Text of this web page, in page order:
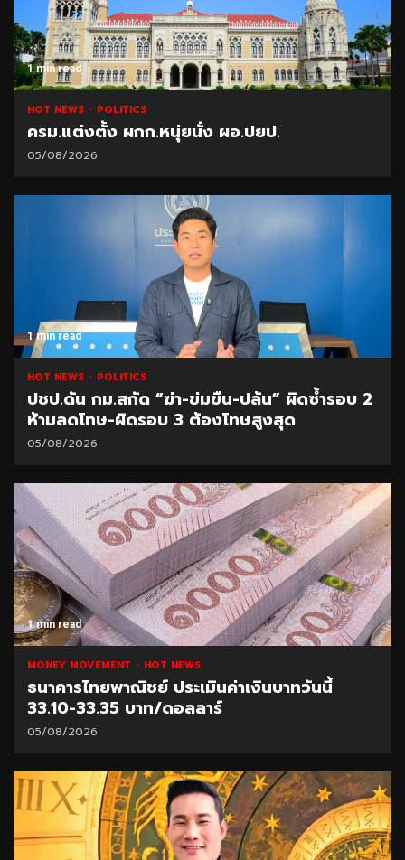
1 min read
HOT NEWS POLITICS
ครม.แต่งตั้ง ผกก.หนุ่ยนั่ง ผอ.ปยป.
05/08/2026
1 min read
HOT NEWS POLITICS
ปชป.ดัน กม.สกัด “ฆ่า-ข่มขืน-ปล้น” ผิดซ้ำรอบ 2
ห้ามลดโทษ-ผิดรอบ 3 ต้องโทษสูงสุด
05/08/2026
1 min read
MONEY MOVEMENT HOT NEWS
ธนาคารไทยพาณิชย์ ประเมินค่าเงินบาทวันนี้
33.10-33.35 บาท/ดอลลาร์
05/08/2026